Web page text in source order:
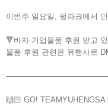
이번주 일요일, 펖파크에서
🔻바자 기업물품 후원 받고
물품 후원 관련은 유행사로
🙌🏻 GO! TEAMYUHENGSA